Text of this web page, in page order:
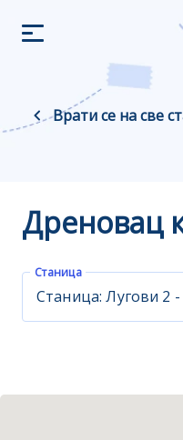
Врати се на све
Дреновац
Станица
Станица: Лугови 2